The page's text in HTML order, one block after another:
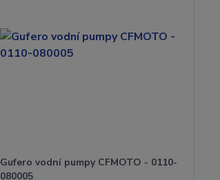
Gufero vodní pumpy CFMOTO - 0110-
080005